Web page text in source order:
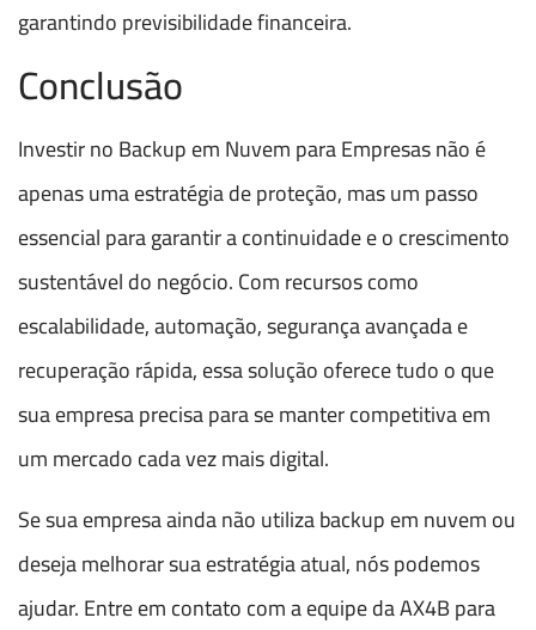
garantindo previsibilidade financeira.
Conclusão
Investir no Backup em Nuvem para Empresas não é
apenas uma estratégia de proteção, mas um passo
essencial para garantir a continuidade e o crescimento
sustentável do negócio. Com recursos como
escalabilidade, automação, segurança avançada e
recuperação rápida, essa solução oferece tudo o que
sua empresa precisa para se manter competitiva em
um mercado cada vez mais digital.
Se sua empresa ainda não utiliza backup em nuvem ou
deseja melhorar sua estratégia atual, nós podemos
ajudar. Entre em contato com a equipe da AX4B para